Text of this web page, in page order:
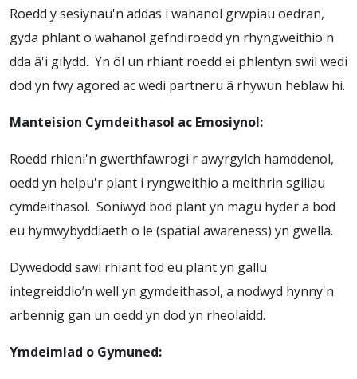
Roedd y sesiynau'n addas i wahanol grwpiau oedran,
gyda phlant o wahanol gefndiroedd yn rhyngweithio'n
dda â'i gilydd. Yn ôl un rhiant roedd ei phlentyn swil wedi
dod yn fwy agored ac wedi partneru â rhywun heblaw hi.
Manteision Cymdeithasol ac Emosiynol:
Roedd rhieni'n gwerthfawrogi'r awyrgylch hamddenol,
oedd yn helpu'r plant i ryngweithio a meithrin sgiliau
cymdeithasol. Soniwyd bod plant yn magu hyder a bod
eu hymwybyddiaeth o le (spatial awareness) yn gwella.
Dywedodd sawl rhiant fod eu plant yn gallu
integreiddio’n well yn gymdeithasol, a nodwyd hynny'n
arbennig gan un oedd yn dod yn rheolaidd.
Ymdeimlad o Gymuned: